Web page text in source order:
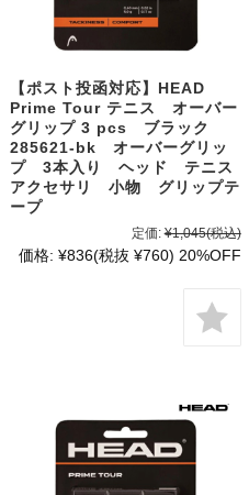
【ポスト投函対応】HEAD
Prime Tour テニス オーバー
グリップ 3 pcs ブラック
285621-bk オーバーグリッ
プ 3本入り ヘッド テニス
アクセサリ 小物 グリップテ
ープ
定価: ¥1,045(税込)
価格: ¥836(税抜 ¥760) 20%OFF